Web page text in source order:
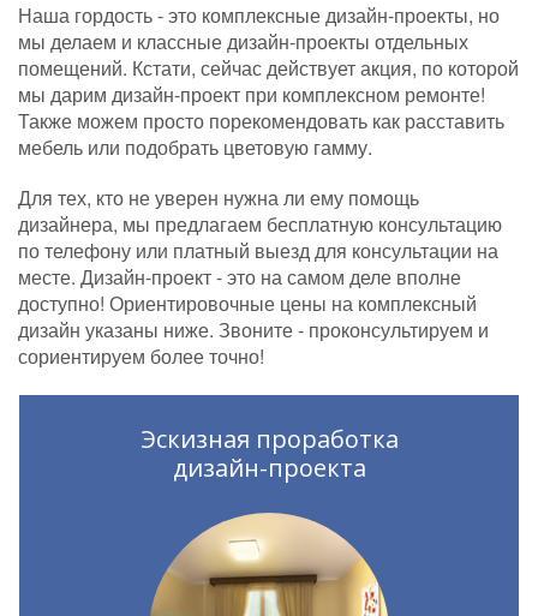
Наша гордость - это комплексные дизайн-проекты, но
мы делаем и классные дизайн-проекты отдельных
помещений. Кстати, сейчас действует акция, по которой
мы дарим дизайн-проект при комплексном ремонте!
Также можем просто порекомендовать как расставить
мебель или подобрать цветовую гамму.
Для тех, кто не уверен нужна ли ему помощь
дизайнера, мы предлагаем бесплатную консультацию
по телефону или платный выезд для консультации на
месте. Дизайн-проект - это на самом деле вполне
доступно! Ориентировочные цены на комплексный
дизайн указаны ниже. Звоните - проконсультируем и
сориентируем более точно!
Эскизная проработка
дизайн-проекта